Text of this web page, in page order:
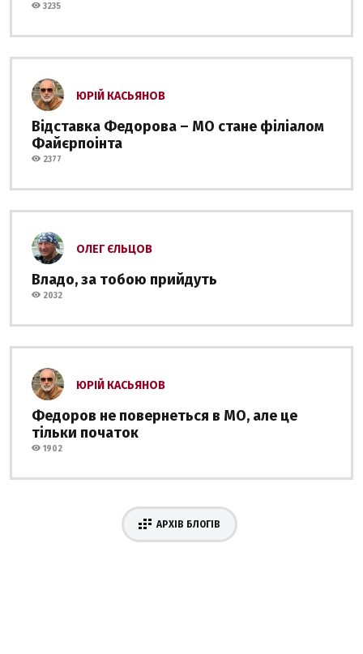
3235
ЮРІЙ КАСЬЯНОВ
Відставка Федорова – МО стане філіалом
Файєрпоінта
2377
ОЛЕГ ЄЛЬЦОВ
Владо, за тобою прийдуть
2032
ЮРІЙ КАСЬЯНОВ
Федоров не повернеться в МО, але це
тільки початок
1902
АРХІВ БЛОГІВ